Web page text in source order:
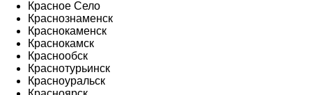
Красное Село
Краснознаменск
Краснокаменск
Краснокамск
Краснообск
Краснотурьинск
Красноуральск